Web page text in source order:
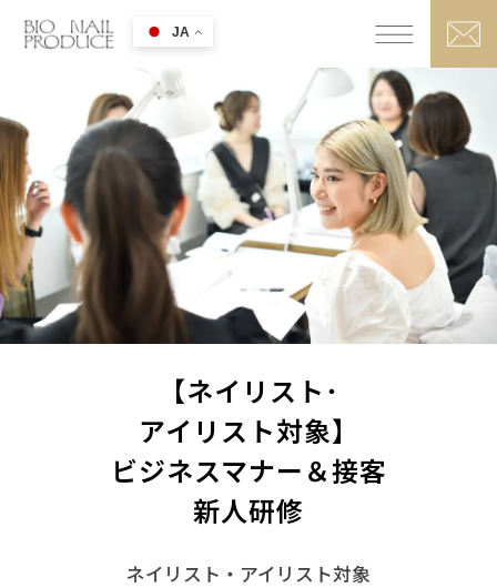
【ネイリスト･
アイリスト対象】
ビジネスマナー＆接客
新人研修
ネイリスト・アイリスト対象